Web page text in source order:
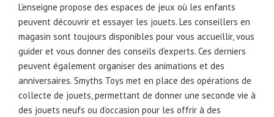
L’enseigne propose des espaces de jeux où les enfants
peuvent découvrir et essayer les jouets. Les conseillers en
magasin sont toujours disponibles pour vous accueillir, vous
guider et vous donner des conseils d’experts. Ces derniers
peuvent également organiser des animations et des
anniversaires. Smyths Toys met en place des opérations de
collecte de jouets, permettant de donner une seconde vie à
des jouets neufs ou d’occasion pour les offrir à des